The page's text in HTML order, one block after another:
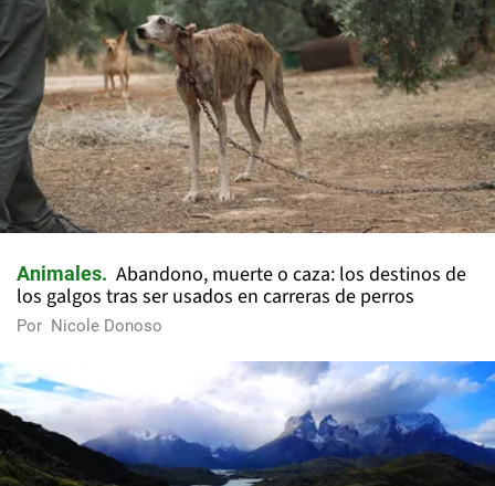
Animales
Abandono, muerte o caza: los destinos de
los galgos tras ser usados en carreras de perros
Por Nicole Donoso